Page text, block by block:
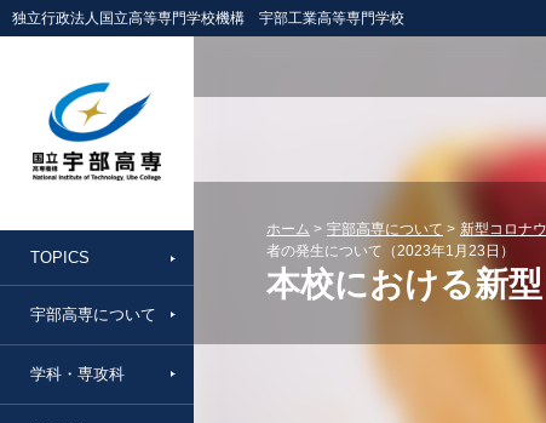
独立行政法人国立高等専門学校機構 宇部工業高等専門学校
TOPICS
宇部高専について
学科・専攻科
ホーム 宇部高専について 新型コロナ
者の発生について（2023年1月23日）
本校における新